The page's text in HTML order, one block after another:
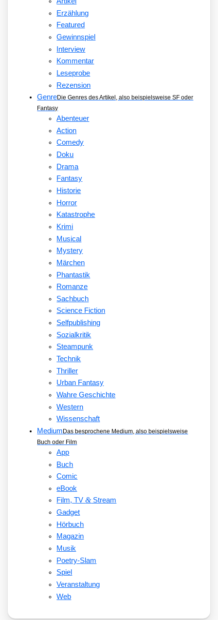
Erzählung
Featured
Gewinnspiel
Interview
Kommentar
Leseprobe
Rezension
GenreDie Genres des Artikel, also beispielsweise SF oder
Fantasy
Abenteuer
Action
Comedy
Doku
Drama
Fantasy
Historie
Horror
Katastrophe
Krimi
Musical
Mystery
Märchen
Phantastik
Romanze
Sachbuch
Science Fiction
Selfpublishing
Sozialkritik
Steampunk
Technik
Thriller
Urban Fantasy
Wahre Geschichte
Western
Wissenschaft
MediumDas besprochene Medium, also beispielsweise
Buch oder Film
App
Buch
Comic
eBook
Film, TV&Stream
Gadget
Hörbuch
Magazin
Musik
Poetry-Slam
Spiel
Veranstaltung
Web